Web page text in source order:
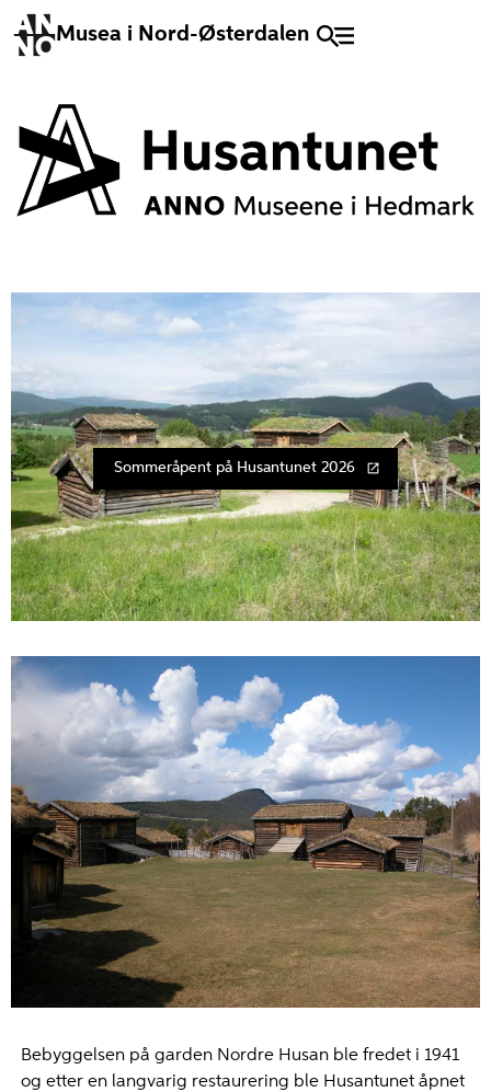
Musea i Nord-Østerdalen
Sommeråpent på Husantunet 2026
Bebyggelsen på garden Nordre Husan ble fredet i 1941
og etter en langvarig restaurering ble Husantunet åpnet